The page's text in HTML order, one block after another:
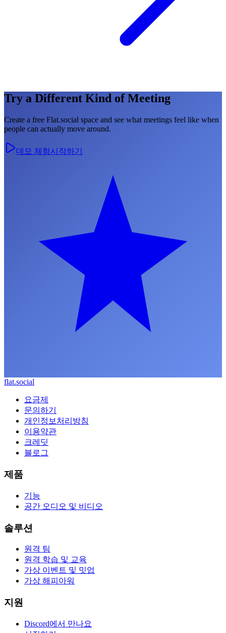
Try a Different Kind of Meeting
Create a free Flat.social space and see what meetings feel like when
people can actually move around.
데모 체험시작하기
flat.social
요금제
문의하기
개인정보처리방침
이용약관
크레딧
블로그
제품
기능
공간 오디오 및 비디오
솔루션
원격 팀
원격 학습 및 교육
가상 이벤트 및 밋업
가상 해피아워
지원
Discord에서 만나요